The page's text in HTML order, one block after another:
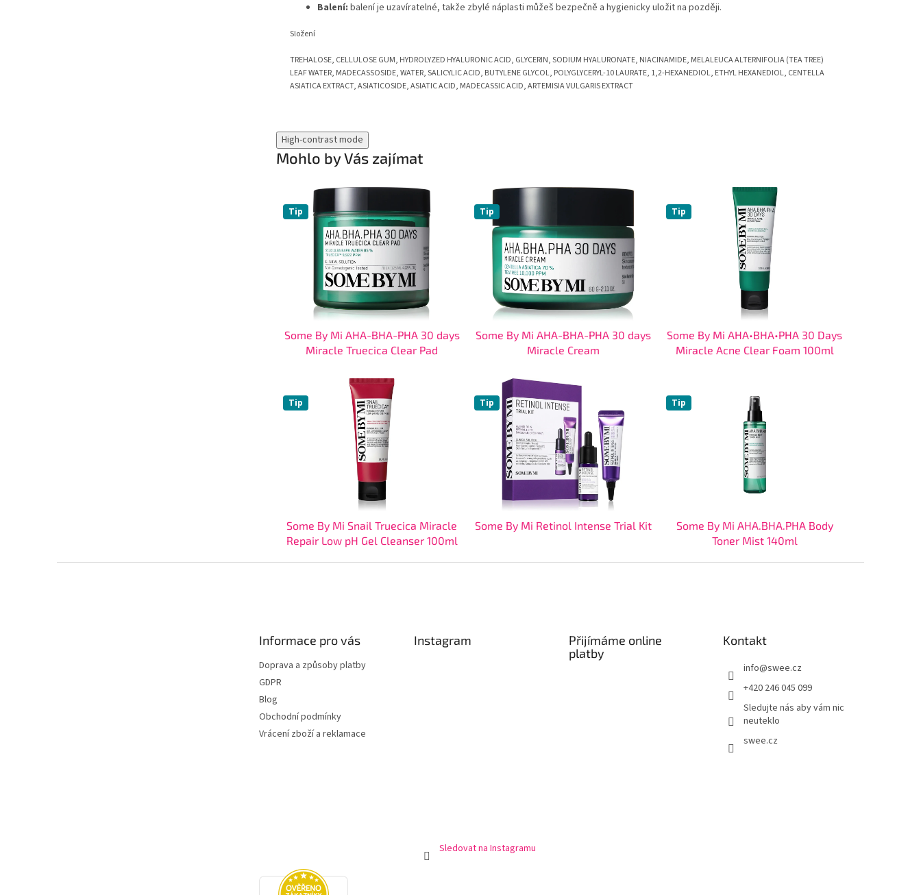
Balení: balení je uzavíratelné, takže zbylé náplasti můžeš bezpečně a hygienicky uložit na později.
Složení
TREHALOSE, CELLULOSE GUM, HYDROLYZED HYALURONIC ACID, GLYCERIN, SODIUM HYALURONATE, NIACINAMIDE, MELALEUCA ALTERNIFOLIA (TEA TREE)
LEAF WATER, MADECASSOSIDE, WATER, SALICYLIC ACID, BUTYLENE GLYCOL, POLYGLYCERYL-10 LAURATE, 1,2-HEXANEDIOL, ETHYL HEXANEDIOL, CENTELLA
ASIATICA EXTRACT, ASIATICOSIDE, ASIATIC ACID, MADECASSIC ACID, ARTEMISIA VULGARIS EXTRACT
High-contrast mode
Mohlo by Vás zajímat
Tip
Some By Mi AHA-BHA-PHA 30 days
Miracle Truecica Clear Pad
Tip
Some By Mi AHA-BHA-PHA 30 days
Miracle Cream
Tip
Some By Mi AHA•BHA•PHA 30 Days
Miracle Acne Clear Foam 100ml
Tip
Some By Mi Snail Truecica Miracle
Repair Low pH Gel Cleanser 100ml
Tip
Some By Mi Retinol Intense Trial Kit
Tip
Some By Mi AHA.BHA.PHA Body
Toner Mist 140ml
Informace pro vás
Doprava a způsoby platby
GDPR
Blog
Obchodní podmínky
Vrácení zboží a reklamace
Instagram
Sledovat na Instagramu
Přijímáme online
platby
Kontakt
info@swee.cz
+420 246 045 099
Sledujte nás aby vám nic
neuteklo
swee.cz